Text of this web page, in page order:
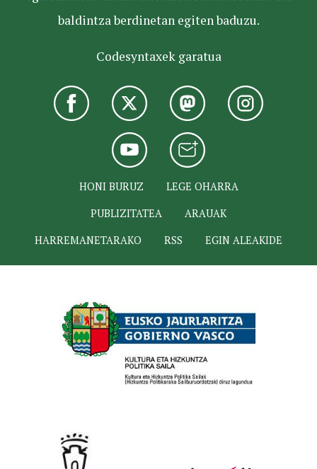
baldintza berdinetan egiten baduzu.
Codesyntaxek garatua
HONI BURUZ
LEGE OHARRA
PUBLIZITATEA
ARAUAK
HARREMANETARAKO
RSS EGIN ALEAKIDE